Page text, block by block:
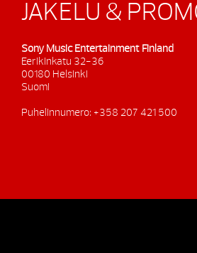
JAKELU &
Sony Music Entertainment Finland
Eerikinkatu 32-36
00180 Helsinki
Suomi
Puhelinnumero: +358 207 421 500